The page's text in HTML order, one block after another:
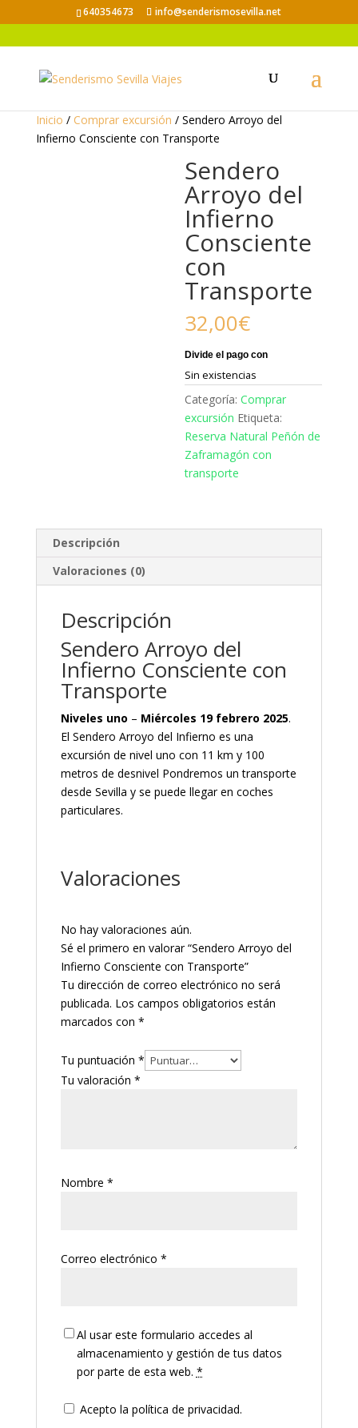
640354673 info@senderismosevilla.net
Inicio / Comprar excursión / Sendero Arroyo del
Infierno Consciente con Transporte
Sendero
Arroyo del
Infierno
Consciente
con
Transporte
32,00€
Sin existencias
Categoría:Comprar
excursión Etiqueta:
Reserva Natural Peñón de
Zaframagón con
transporte
Descripción
Valoraciones (0)
Descripción
Sendero Arroyo del
Infierno Consciente con
Transporte
Niveles uno – Miércoles 19 febrero 2025.
El Sendero Arroyo del Infierno es una
excursión de nivel uno con 11 km y 100
metros de desnivel Pondremos un transporte
desde Sevilla y se puede llegar en coches
particulares.
Valoraciones
No hay valoraciones aún.
Sé el primero en valorar “Sendero Arroyo del
Infierno Consciente con Transporte”
Tu dirección de correo electrónico no será
publicada. Los campos obligatorios están
marcados con *
Tu puntuación *
Tu valoración *
Nombre *
Correo electrónico *
Al usar este formulario accedes al
almacenamiento y gestión de tus datos
por parte de esta web. *
Acepto la política de privacidad.